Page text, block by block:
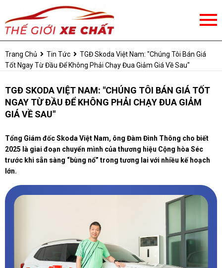
Trang Chủ Tin Tức
TGĐ Skoda Việt Nam: "Chúng Tôi Bán Giá
Tốt Ngay Từ Đầu Để Không Phải Chạy Đua Giảm Giá Về Sau"
TGĐ SKODA VIỆT NAM: "CHÚNG TÔI BÁN GIÁ TỐT
NGAY TỪ ĐẦU ĐỂ KHÔNG PHẢI CHẠY ĐUA GIẢM
GIÁ VỀ SAU"
Tổng Giám đốc Skoda Việt Nam, ông Đàm Đình Thông cho biết
2025 là giai đoạn chuyển mình của thương hiệu Cộng hòa Séc
trước khi sẵn sàng “bùng nổ” trong tương lai với nhiều kế hoạch
lớn.